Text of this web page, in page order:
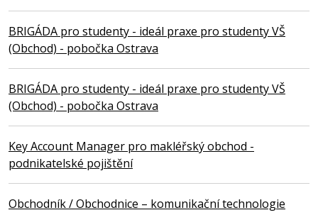
BRIGÁDA pro studenty - ideál praxe pro studenty VŠ
(Obchod) - pobočka Ostrava
BRIGÁDA pro studenty - ideál praxe pro studenty VŠ
(Obchod) - pobočka Ostrava
Key Account Manager pro makléřský obchod -
podnikatelské pojištění
Obchodník / Obchodnice – komunikační technologie